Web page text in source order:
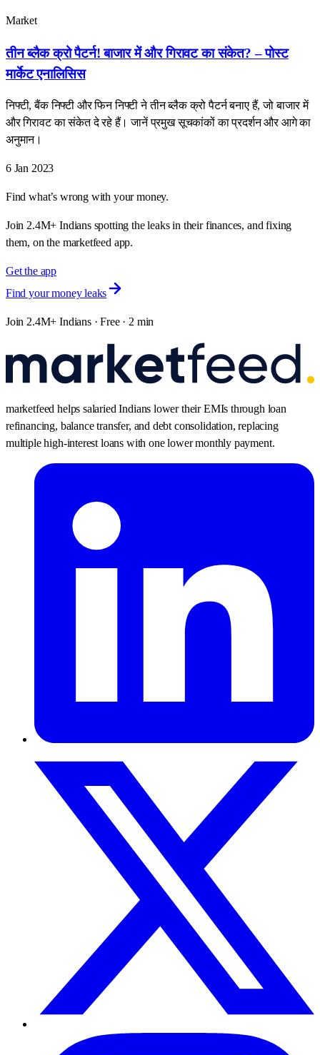
Market
तीन ब्लैक क्रो पैटर्न! बाजार में और गिरावट का संकेत? – पोस्ट
मार्केट एनालिसिस
निफ्टी, बैंक निफ्टी और फिन निफ्टी ने तीन ब्लैक क्रो पैटर्न बनाए हैं, जो बाजार में
और गिरावट का संकेत दे रहे हैं। जानें प्रमुख सूचकांकों का प्रदर्शन और आगे का
अनुमान।
6 Jan 2023
Find what’s wrong with your money.
Join 2.4M+ Indians spotting the leaks in their finances, and fixing
them, on the marketfeed app.
Get the app
Find your money leaks
Join 2.4M+ Indians · Free · 2 min
marketfeed helps salaried Indians lower their EMIs through loan
refinancing, balance transfer, and debt consolidation, replacing
multiple high-interest loans with one lower monthly payment.